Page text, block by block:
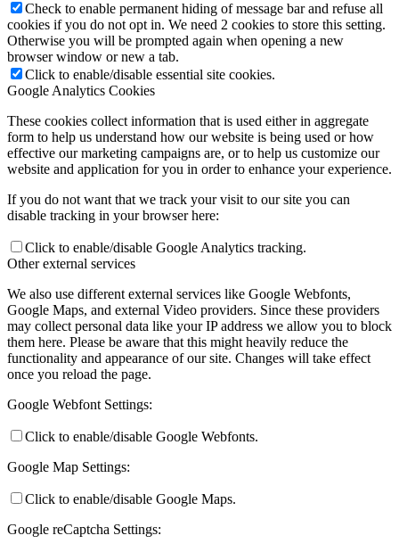
Check to enable permanent hiding of message bar and refuse all
cookies if you do not opt in. We need 2 cookies to store this setting.
Otherwise you will be prompted again when opening a new
browser window or new a tab.
Click to enable/disable essential site cookies.
Google Analytics Cookies
These cookies collect information that is used either in aggregate
form to help us understand how our website is being used or how
effective our marketing campaigns are, or to help us customize our
website and application for you in order to enhance your experience.
If you do not want that we track your visit to our site you can
disable tracking in your browser here:
Click to enable/disable Google Analytics tracking.
Other external services
We also use different external services like Google Webfonts,
Google Maps, and external Video providers. Since these providers
may collect personal data like your IP address we allow you to block
them here. Please be aware that this might heavily reduce the
functionality and appearance of our site. Changes will take effect
once you reload the page.
Google Webfont Settings:
Click to enable/disable Google Webfonts.
Google Map Settings:
Click to enable/disable Google Maps.
Google reCaptcha Settings: